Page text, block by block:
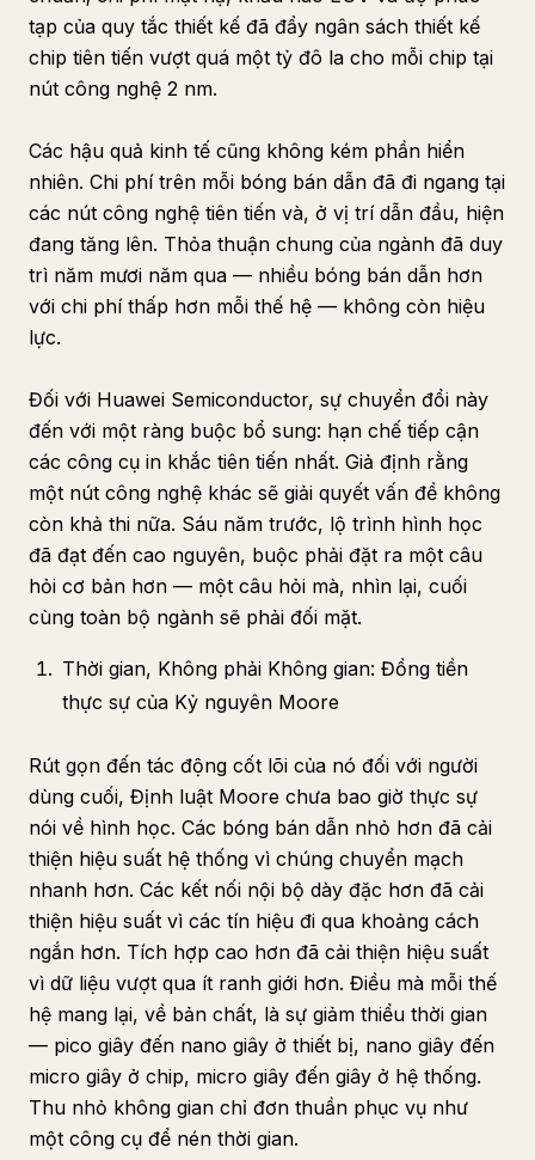
tạp của quy tắc thiết kế đã đẩy ngân sách thiết kế
chip tiên tiến vượt quá một tỷ đô la cho mỗi chip tại
nút công nghệ 2 nm.
Các hậu quả kinh tế cũng không kém phần hiển
nhiên. Chi phí trên mỗi bóng bán dẫn đã đi ngang tại
các nút công nghệ tiên tiến và, ở vị trí dẫn đầu, hiện
đang tăng lên. Thỏa thuận chung của ngành đã duy
trì năm mươi năm qua — nhiều bóng bán dẫn hơn
với chi phí thấp hơn mỗi thế hệ — không còn hiệu
lực.
Đối với Huawei Semiconductor, sự chuyển đổi này
đến với một ràng buộc bổ sung: hạn chế tiếp cận
các công cụ in khắc tiên tiến nhất. Giả định rằng
một nút công nghệ khác sẽ giải quyết vấn đề không
còn khả thi nữa. Sáu năm trước, lộ trình hình học
đã đạt đến cao nguyên, buộc phải đặt ra một câu
hỏi cơ bản hơn — một câu hỏi mà, nhìn lại, cuối
cùng toàn bộ ngành sẽ phải đối mặt.
Thời gian, Không phải Không gian: Đồng tiền
thực sự của Kỷ nguyên Moore
Rút gọn đến tác động cốt lõi của nó đối với người
dùng cuối, Định luật Moore chưa bao giờ thực sự
nói về hình học. Các bóng bán dẫn nhỏ hơn đã cải
thiện hiệu suất hệ thống vì chúng chuyển mạch
nhanh hơn. Các kết nối nội bộ dày đặc hơn đã cải
thiện hiệu suất vì các tín hiệu đi qua khoảng cách
ngắn hơn. Tích hợp cao hơn đã cải thiện hiệu suất
vì dữ liệu vượt qua ít ranh giới hơn. Điều mà mỗi thế
hệ mang lại, về bản chất, là sự giảm thiểu thời gian
— pico giây đến nano giây ở thiết bị, nano giây đến
micro giây ở chip, micro giây đến giây ở hệ thống.
Thu nhỏ không gian chỉ đơn thuần phục vụ như
một công cụ để nén thời gian.